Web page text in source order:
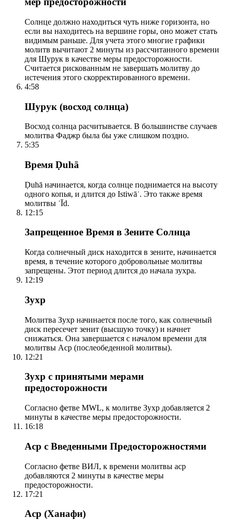
Солнце должно находиться чуть ниже горизонта, но
если вы находитесь на вершине горы, оно может стать
видимым раньше. Для учета этого многие графики
молитв вычитают 2 минуты из рассчитанного времени
для Шурук в качестве меры предосторожности.
Считается рискованным не завершать молитву до
истечения этого скорректированного времени.
4:58
Шурук (восход солнца)
Восход солнца расчитывается. В большинстве случаев
молитва Фаджр была бы уже слишком поздно.
5:35
Время Ḍuhā
Ḍuhā начинается, когда солнце поднимается на высоту
одного копья, и длится до Istiwāʾ. Это также время
молитвы ʿĪd.
12:15
Запрещенное Время в Зените Солнца
Когда солнечный диск находится в зените, начинается
время, в течение которого добровольные молитвы
запрещены. Этот период длится до начала зухра.
12:19
Зухр
Молитва Зухр начинается после того, как солнечный
диск пересечет зенит (высшую точку) и начнет
снижаться. Она завершается с началом времени для
молитвы Аср (послеобеденной молитвы).
12:21
Зухр с принятыми мерами
предосторожности
Согласно фетве MWL, к молитве Зухр добавляется 2
минуты в качестве меры предосторожности.
16:18
Аср с Введенными Предосторожностями
Согласно фетве ВИЛ, к времени молитвы аср
добавляются 2 минуты в качестве меры
предосторожности.
17:21
Аср (Ханафи)